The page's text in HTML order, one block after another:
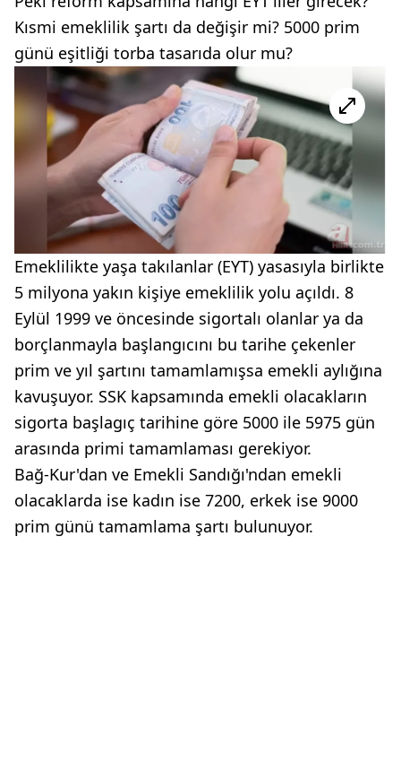
Kısmi emeklilik şartı da değişir mi? 5000 prim
günü eşitliği torba tasarıda olur mu?
Emeklilikte yaşa takılanlar (EYT) yasasıyla birlikte
5 milyona yakın kişiye emeklilik yolu açıldı. 8
Eylül 1999 ve öncesinde sigortalı olanlar ya da
borçlanmayla başlangıcını bu tarihe çekenler
prim ve yıl şartını tamamlamışsa emekli aylığına
kavuşuyor. SSK kapsamında emekli olacakların
sigorta başlagıç tarihine göre 5000 ile 5975 gün
arasında primi tamamlaması gerekiyor.
Bağ-Kur'dan ve Emekli Sandığı'ndan emekli
olacaklarda ise kadın ise 7200, erkek ise 9000
prim günü tamamlama şartı bulunuyor.